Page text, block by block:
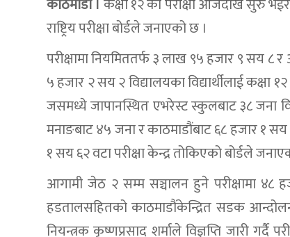
राष्ट्रिय परीक्षा बोर्डले जनाएको छ ।
परीक्षामा नियमिततर्फ ३ लाख ९५ हजार ९ सय ८
५ हजार २ सय २ विद्यालयका विद्यार्थीलाई कक्षा
जसमध्ये जापानस्थित एभरेस्ट स्कुलबाट ३८ जना
मनाङबाट ४५ जना र काठमाडौंबाट ६८ हजार १ सय
१ सय ६२ वटा परीक्षा केन्द्र तोकिएको बोर्डले
आगामी जेठ २ सम्म सञ्चालन हुने परीक्षामा
हडतालसहितको काठमाडौंकेन्द्रित सडक
नियन्त्रक कृष्णप्रसाद शर्माले विज्ञप्ति जारी गर्दै